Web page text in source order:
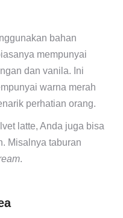
bahan
mempunyai
dan vanila. Ini
warna merah
perhatian orang.
latte, Anda juga bisa
Misalnya taburan
.